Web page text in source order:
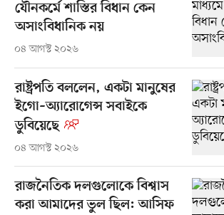
যৌনকর্মে শাস্তির বিধান কেন
অসাংবিধানিক নয়
০৪ আগস্ট ২০২৬
রাষ্ট্রপতি বললেন, একটা মানুষের
ইগো–অ্যারোগেন্স সবাইকে
ডুবিয়েছে
০৪ আগস্ট ২০২৬
রাজনৈতিক দলগুলোকে বিশ্বাস
করা আমাদের ভুল ছিল: আসিফ